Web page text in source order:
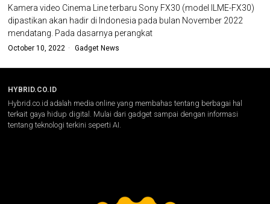
Kamera video Cinema Line terbaru Sony FX30 (model ILME-FX30)
dipastikan akan hadir di Indonesia pada bulan November 2022
mendatang. Pada dasarnya perangkat
October 10, 2022 Gadget News
HYBRID.CO.ID
Hybrid.co.id adalah media online yang membahas tentang berbagai hal
terkait gaya hidup digital. Mulai dari gadget sampai dengan informasi
tentang teknologi terkini seperti AI.